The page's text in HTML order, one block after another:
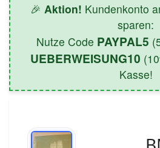
🎉 Aktion! Kundenkonto
sparen:
Nutze Code PAYPAL5
UEBERWEISUNG10
Kasse!